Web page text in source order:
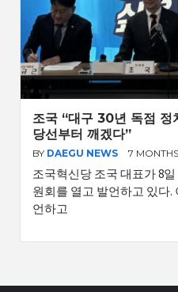
조국 “대구 30년 독점
당선부터 깨겠다”
BY DAEGU NEWS 7
조국혁신당 조국 대표가 8
원회를 열고 발언하고 있다
언하고